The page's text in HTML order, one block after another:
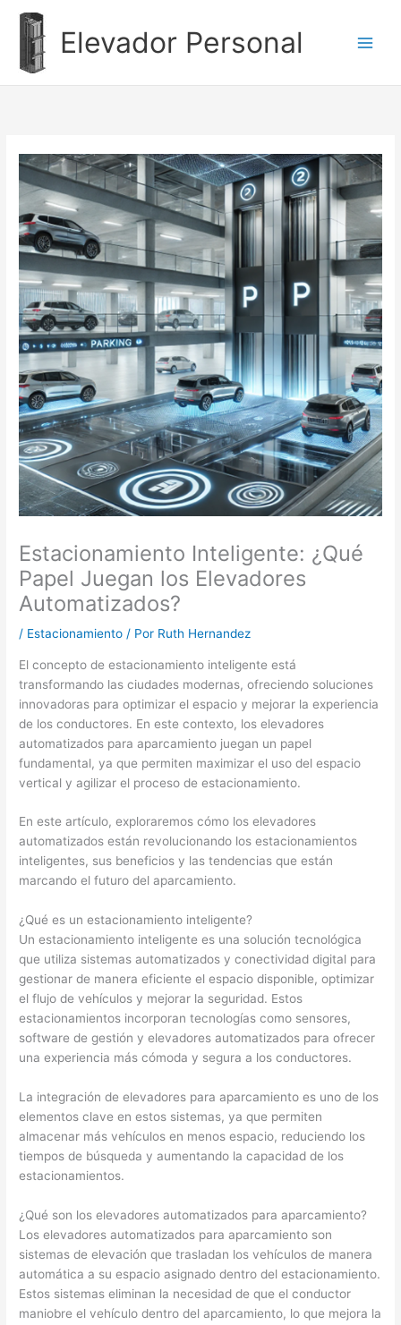
contenido
Elevador Personal
Estacionamiento Inteligente: ¿Qué
Papel Juegan los Elevadores
Automatizados?
/ Estacionamiento / Por Ruth Hernandez
El concepto de estacionamiento inteligente está
transformando las ciudades modernas, ofreciendo soluciones
innovadoras para optimizar el espacio y mejorar la experiencia
de los conductores. En este contexto, los elevadores
automatizados para aparcamiento juegan un papel
fundamental, ya que permiten maximizar el uso del espacio
vertical y agilizar el proceso de estacionamiento.
En este artículo, exploraremos cómo los elevadores
automatizados están revolucionando los estacionamientos
inteligentes, sus beneficios y las tendencias que están
marcando el futuro del aparcamiento.
¿Qué es un estacionamiento inteligente?
Un estacionamiento inteligente es una solución tecnológica
que utiliza sistemas automatizados y conectividad digital para
gestionar de manera eficiente el espacio disponible, optimizar
el flujo de vehículos y mejorar la seguridad. Estos
estacionamientos incorporan tecnologías como sensores,
software de gestión y elevadores automatizados para ofrecer
una experiencia más cómoda y segura a los conductores.
La integración de elevadores para aparcamiento es uno de los
elementos clave en estos sistemas, ya que permiten
almacenar más vehículos en menos espacio, reduciendo los
tiempos de búsqueda y aumentando la capacidad de los
estacionamientos.
¿Qué son los elevadores automatizados para aparcamiento?
Los elevadores automatizados para aparcamiento son
sistemas de elevación que trasladan los vehículos de manera
automática a su espacio asignado dentro del estacionamiento.
Estos sistemas eliminan la necesidad de que el conductor
maniobre el vehículo dentro del aparcamiento, lo que mejora la